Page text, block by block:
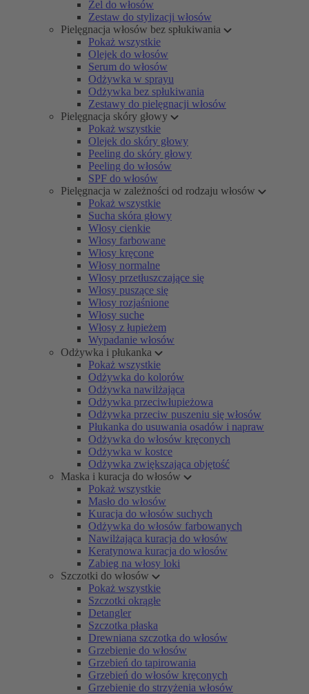
Żel do włosów
Zestaw do stylizacji włosów
Pielęgnacja włosów bez spłukiwania
Pokaż wszystkie
Olejek do włosów
Serum do włosów
Odżywka w sprayu
Odżywka bez spłukiwania
Zestawy do pielęgnacji włosów
Pielęgnacja skóry głowy
Pokaż wszystkie
Olejek do skóry głowy
Peeling do skóry głowy
Peeling do włosów
SPF do włosów
Pielęgnacja w zależności od rodzaju włosów
Pokaż wszystkie
Sucha skóra głowy
Włosy cienkie
Włosy farbowane
Włosy kręcone
Włosy normalne
Włosy przetłuszczające się
Włosy puszące się
Włosy rozjaśnione
Włosy suche
Włosy z łupieżem
Wypadanie włosów
Odżywka i płukanka
Pokaż wszystkie
Odżywka do kolorów
Odżywka nawilżająca
Odżywka przeciwłupieżowa
Odżywka przeciw puszeniu się włosów
Płukanka do usuwania osadów i napraw
Odżywka do włosów kręconych
Odżywka w kostce
Odżywka zwiększająca objętość
Maska i kuracja do włosów
Pokaż wszystkie
Masło do włosów
Kuracja do włosów suchych
Odżywka do włosów farbowanych
Nawilżająca kuracja do włosów
Keratynowa kuracja do włosów
Zabieg na włosy loki
Szczotki do włosów
Pokaż wszystkie
Szczotki okrągłe
Detangler
Szczotka płaska
Drewniana szczotka do włosów
Grzebienie do włosów
Grzebień do tapirowania
Grzebień do włosów kręconych
Grzebienie do strzyżenia włosów